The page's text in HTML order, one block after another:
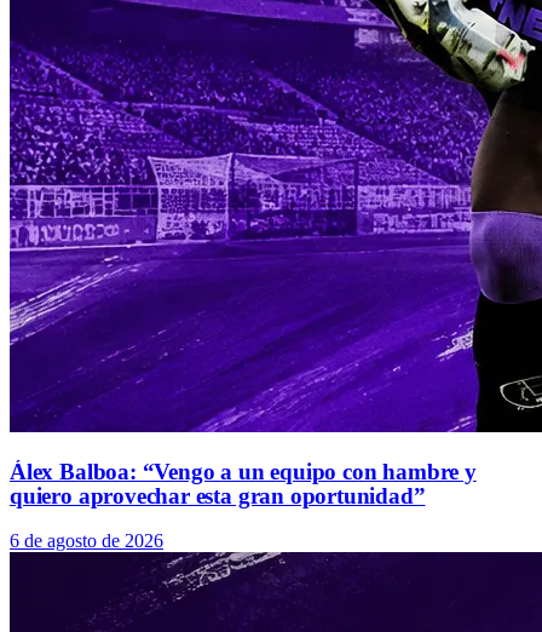
Álex Balboa: “Vengo a un equipo con hambre y
quiero aprovechar esta gran oportunidad”
6 de agosto de 2026